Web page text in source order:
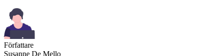
Författare
Susanne De Mello